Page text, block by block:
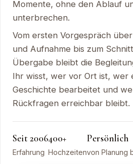
Momente, ohne den Ablauf
unterbrechen.
Vom ersten Vorgespräch
und Aufnahme bis zum
Übergabe bleibt die
Ihr wisst, wer vor Ort ist, wer
Geschichte bearbeitet und
Rückfragen erreichbar bleibt.
Seit 2006
Erfahrung
400+
Hochzeiten
Persönlich
von Planung